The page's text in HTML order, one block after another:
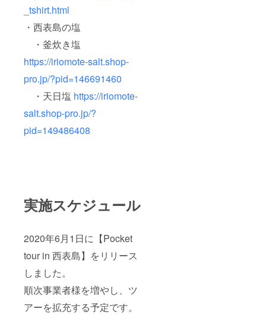
_tshirt.html
・西表島の塩
・釜炊き塩
https://iriomote-salt.shop-
pro.jp/?pid=146691460
・天日塩 https://iriomote-
salt.shop-pro.jp/?
pid=149486408
実施スケジュール
2020年6月1日に【Pocket
tour in 西表島】をリリース
しました。
順次事業者様を増やし、ツ
アーを拡充する予定です。